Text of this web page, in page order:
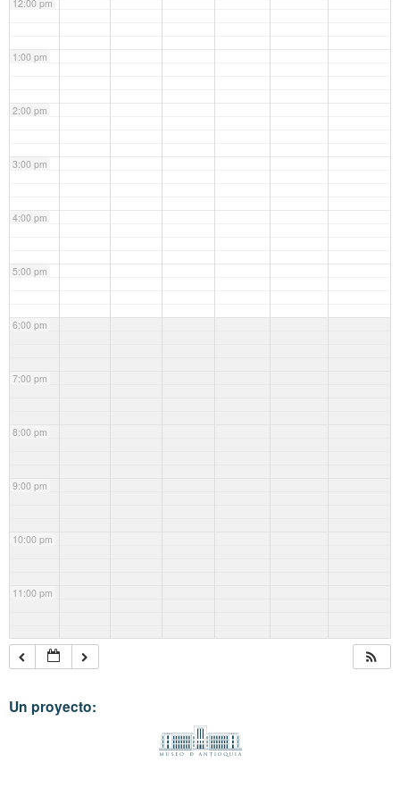
12:00 pm
1:00 pm
2:00 pm
3:00 pm
4:00 pm
5:00 pm
6:00 pm
7:00 pm
8:00 pm
9:00 pm
10:00 pm
11:00 pm
Un proyecto: